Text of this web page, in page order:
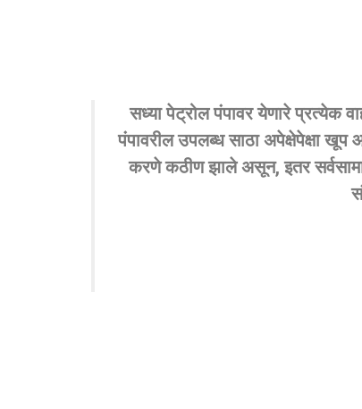
सध्या पेट्रोल पंपावर येणारे प्रत्येक
पंपावरील उपलब्ध साठा अपेक्षेपेक्षा
करणे कठीण झाले असून, इतर